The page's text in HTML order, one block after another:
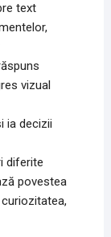
text
vizual
ia decizii
diferite
povestea